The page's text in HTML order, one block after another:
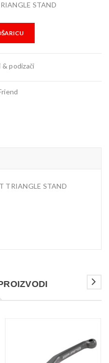
STAND
& podizači
TRIANGLE STAND